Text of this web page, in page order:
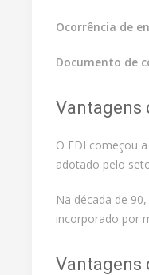
Ocorrência de
Documento de
Vantagens
O EDI começou
adotado pelo
Na década de
incorporado por
Vantagens